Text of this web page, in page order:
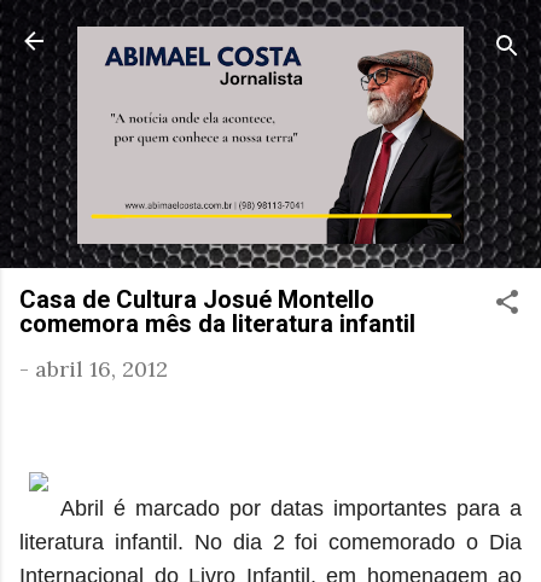
Pular para o conteúdo principal
Casa de Cultura Josué Montello
comemora mês da literatura infantil
- abril 16, 2012
Abril é marcado por datas importantes para a
literatura infantil. No dia 2 foi comemorado o Dia
Internacional do Livro Infantil, em homenagem ao